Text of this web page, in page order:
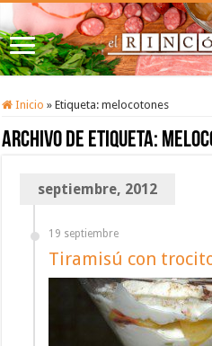
Inicio » Etiqueta:melocotones
Archivo de etiqueta:
septiembre, 2012
19 septiembre
Tiramisú con